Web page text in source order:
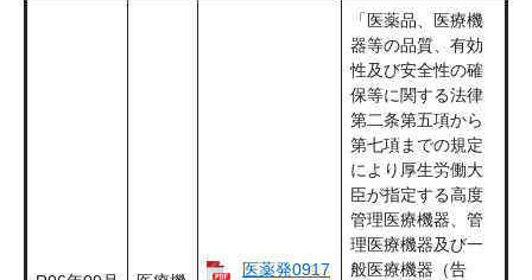
医薬発0917
「医薬品、医療機
器等の品質、有効
性及び安全性の確
保等に関する法律
第二条第五項から
第七項までの規定
により厚生労働大
臣が指定する高度
管理医療機器、管
理医療機器及び一
般医療機器（告